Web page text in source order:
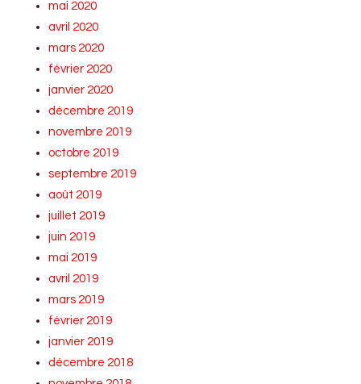
mai 2020
avril 2020
mars 2020
février 2020
janvier 2020
décembre 2019
novembre 2019
octobre 2019
septembre 2019
août 2019
juillet 2019
juin 2019
mai 2019
avril 2019
mars 2019
février 2019
janvier 2019
décembre 2018